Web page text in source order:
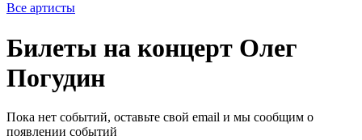
Все артисты
Билеты на концерт Олег
Погудин
Пока нет событий, оставьте свой email и мы сообщим о
появлении событий